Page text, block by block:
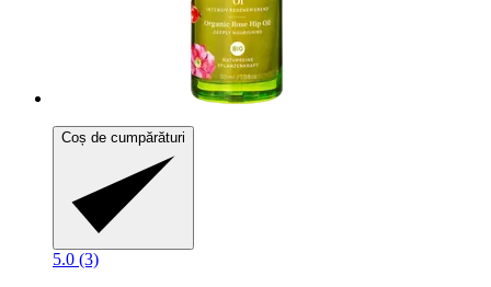
Coș de cumpărături
5.0 (3)